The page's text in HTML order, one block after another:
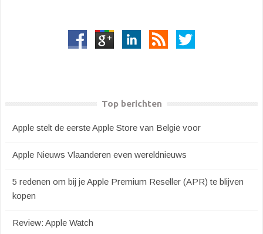
Top berichten
Apple stelt de eerste Apple Store van België voor
Apple Nieuws Vlaanderen even wereldnieuws
5 redenen om bij je Apple Premium Reseller (APR) te blijven
kopen
Review: Apple Watch